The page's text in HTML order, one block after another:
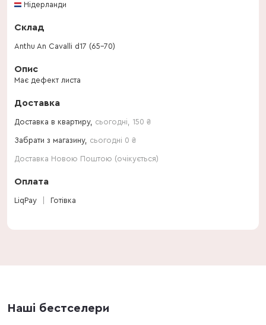
Нідерланди
Склад
Anthu An Cavalli d17 (65-70)
Опис
Має дефект листа
Доставка
Доставка в квартиру, сьогодні 150 ₴
Забрати з магазину, сьогодні 0 ₴
Доставка Новою Поштою (очікується)
Оплата
LiqPay Готівка
Наші бестселери